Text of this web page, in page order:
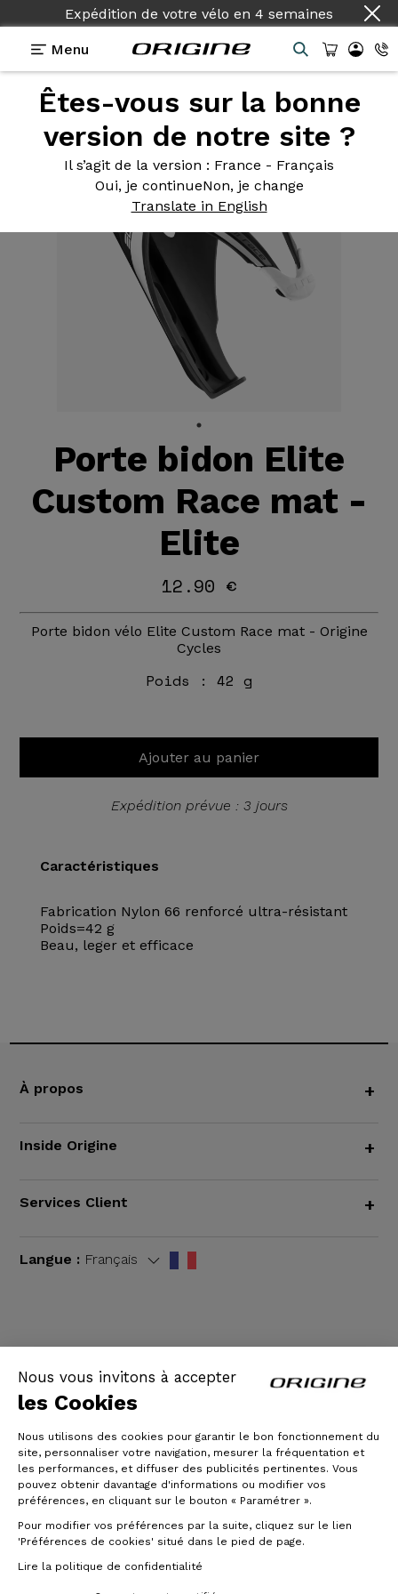
Nous vous invitons à accepter
les Cookies
Nous utilisons des cookies pour garantir le bon fonctionnement du
site, personnaliser votre navigation, mesurer la fréquentation et
les performances, et diffuser des publicités pertinentes. Vous
pouvez obtenir davantage d'informations ou modifier vos
préférences, en cliquant sur le bouton « Paramétrer ».
Pour modifier vos préférences par la suite, cliquez sur le lien
'Préférences de cookies' situé dans le pied de page.
Lire la politique de confidentialité
Expédition de votre vélo en 4 semaines
Menu
Êtes-vous sur la bonne
version de notre site ?
Il s’agit de la version : France - Français
Oui, je continueNon, je change
Translate in English
Equipements>Porte Bidon>Custom Race mat
Porte bidon Elite
Custom Race mat -
Elite
12.90 €
Porte bidon vélo Elite Custom Race mat - Origine
Cycles
Poids : 42 g
Ajouter au panier
Expédition prévue : 3 jours
Caractéristiques
Fabrication Nylon 66 renforcé ultra-résistant
Poids=42 g
Beau, leger et efficace
À propos +
Inside Origine +
Services Client +
Langue : Français
© Origine Cycles